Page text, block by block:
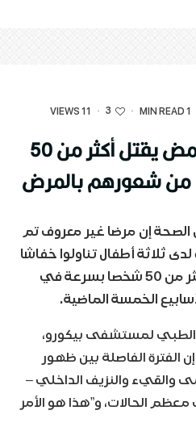
1 MIN READ
·
3
·
11 VIEWS
الكونغو: مرض غامض يقتل أكثر من 50
شعورهم بالمرض
الصحة إن مرضا غير معروف تم
ثلاثة أطفال تناولوا خفاشا
أدى إلى مقتل أكثر من 50 شخصا بسرعة في
الخمسة الماضية.
الطبي لمستشفى بيكورو،
الفترة الفاصلة بين ظهور
والقيء والنزيف الداخلي –
48 ساعة في معظم الحالات، و”هذا هو الأمر